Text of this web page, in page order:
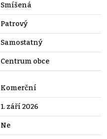
Smíšená
Patrový
Samostatný
Centrum obce
Komerční
1. září 2026
Ne